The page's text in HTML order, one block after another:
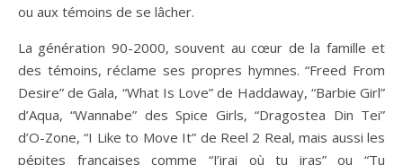
ou aux témoins de se lâcher.
La génération 90-2000, souvent au cœur de la famille et
des témoins, réclame ses propres hymnes. “Freed From
Desire” de Gala, “What Is Love” de Haddaway, “Barbie Girl”
d’Aqua, “Wannabe” des Spice Girls, “Dragostea Din Tei”
d’O-Zone, “I Like to Move It” de Reel 2 Real, mais aussi les
pépites françaises comme “J’irai où tu iras” ou “Tu